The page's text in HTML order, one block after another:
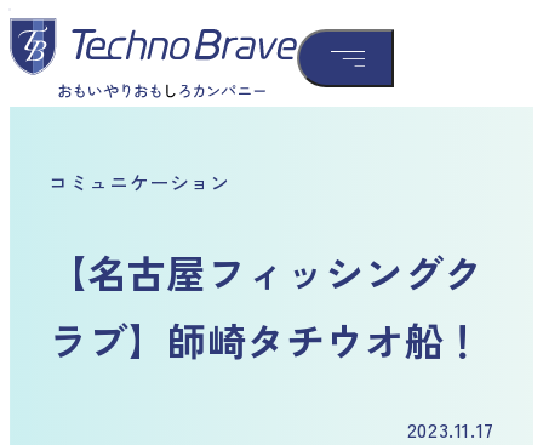
コミュニケーション
【名古屋フィッシングク
ラブ】師崎タチウオ船！
2023.11.17